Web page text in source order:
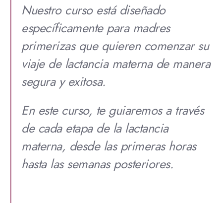
Nuestro curso está diseñado
específicamente para madres
primerizas que quieren comenzar su
viaje de lactancia materna de manera
segura y exitosa.
En este curso, te guiaremos a través
de cada etapa de la lactancia
materna, desde las primeras horas
hasta las semanas posteriores.